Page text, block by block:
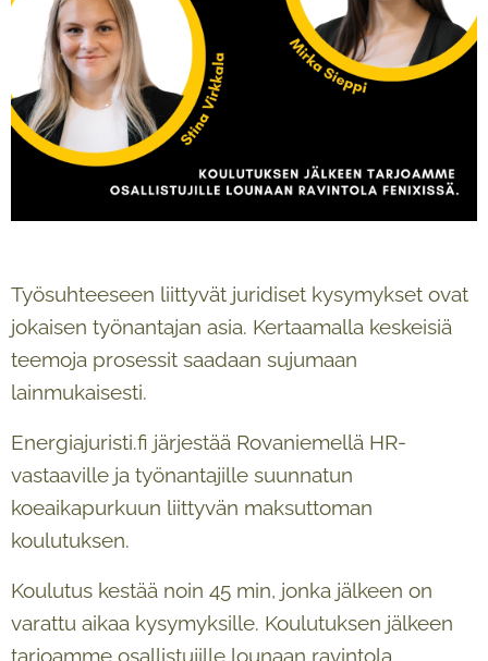
Työsuhteeseen liittyvät juridiset kysymykset ovat
jokaisen työnantajan asia. Kertaamalla keskeisiä
teemoja prosessit saadaan sujumaan
lainmukaisesti.
Energiajuristi.fi järjestää Rovaniemellä HR-
vastaaville ja työnantajille suunnatun
koeaikapurkuun liittyvän maksuttoman
koulutuksen.
Koulutus kestää noin 45 min, jonka jälkeen on
varattu aikaa kysymyksille. Koulutuksen jälkeen
tarjoamme osallistujille lounaan ravintola